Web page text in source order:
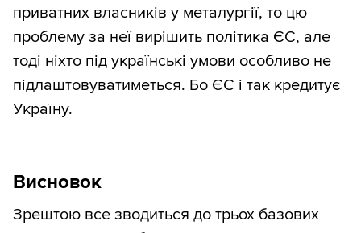
приватних власників у металургії, то цю
проблему за неї вирішить політика ЄС, але
тоді ніхто під українські умови особливо не
підлаштовуватиметься. Бо ЄС і так кредитує
Україну.
Висновок
Зрештою все зводиться до трьох базових